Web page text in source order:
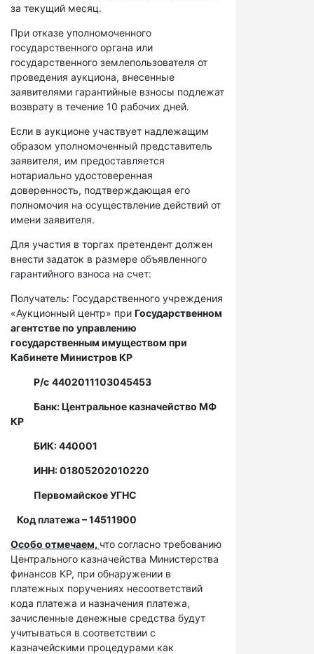
за текущий месяц.
При отказе уполномоченного
государственного органа или
государственного землепользователя от
проведения аукциона, внесенные
заявителями гарантийные взносы подлежат
возврату в течение 10 рабочих дней.
Если в аукционе участвует надлежащим
образом уполномоченный представитель
заявителя, им предоставляется
нотариально удостоверенная
доверенность, подтверждающая его
полномочия на осуществление действий от
имени заявителя.
Для участия в торгах претендент должен
внести задаток в размере объявленного
гарантийного взноса на счет:
Получатель: Государственного учреждения
«Аукционный центр» при Государственном
агентстве по управлению
государственным имуществом при
Кабинете Министров КР
Р/с 4402011103045453
Банк: Центральное казначейство МФ
КР
БИК: 440001
ИНН: 01805202010220
Первомайское УГНС
Код платежа – 14511900
Особо отмечаем, что согласно требованию
Центрального казначейства Министерства
финансов КР, при обнаружении в
платежных поручениях несоответствий
кода платежа и назначения платежа,
зачисленные денежные средства будут
учитываться в соответствии с
казначейскими процедурами как